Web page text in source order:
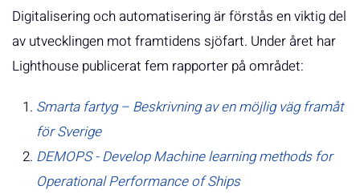
Digitalisering och automatisering är förstås en viktig del
av utvecklingen mot framtidens sjöfart. Under året har
Lighthouse publicerat fem rapporter på området:
Smarta fartyg – Beskrivning av en möjlig väg framåt
för Sverige
DEMOPS - Develop Machine learning methods for
Operational Performance of Ships